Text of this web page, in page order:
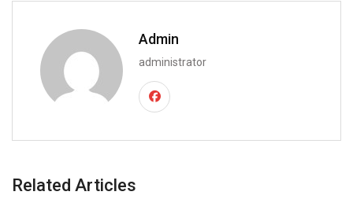
Admin
administrator
Related Articles